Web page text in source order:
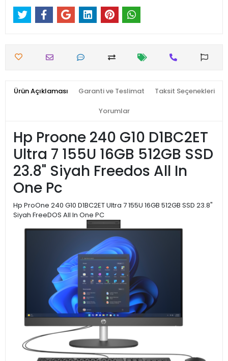
Ürün Açıklaması Garanti ve Teslimat Taksit Seçenekleri
Yorumlar
Hp Proone 240 G10 D1BC2ET
Ultra 7 155U 16GB 512GB SSD
23.8" Siyah Freedos All In
One Pc
Hp ProOne 240 G10 D1BC2ET Ultra 7 155U 16GB 512GB SSD 23.8"
Siyah FreeDOS All In One PC